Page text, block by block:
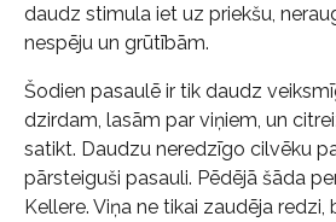
daudz stimula iet uz priekšu,
nespēju un grūtībām.
Šodien pasaulē ir tik daudz
dzirdam, lasām par viņiem, un
satikt. Daudzu neredzīgo cilvēku
pārsteiguši pasauli. Pēdējā šāda
Kellere. Viņa ne tikai zaudēja redzi,